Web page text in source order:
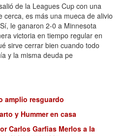
de la Leagues Cup con una
cerca, es más una mueca de alivio
le ganaron 2-0 a Minnesota
victoria en tiempo regular en
sirve cerrar bien cuando todo
y la misma deuda pe
amplio resguardo
y Hummer en casa
Carlos Garfias Merlos a la